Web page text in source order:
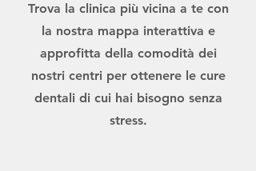
Trova la clinica più vicina a te con
la nostra mappa interattiva e
approfitta della comodità dei
nostri centri per ottenere le cure
dentali di cui hai bisogno senza
stress.